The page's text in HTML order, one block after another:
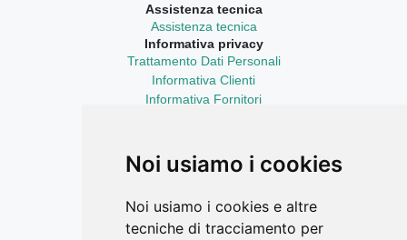
Noi usiamo i cookies
Noi usiamo i cookies e altre
tecniche di tracciamento per
Assistenza tecnica
Assistenza tecnica
Informativa privacy
Trattamento Dati Personali
Informativa Clienti
Informativa Fornitori
LinkedIn
Facebook Ricerca Compravendite
Instagram
YouTube